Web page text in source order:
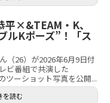
平×&TEAM・K、
ルKポーズ”！「ス
（26）が2026年6月9日付
ビ番組で共演した
ツーショット写真を公開...
を読む